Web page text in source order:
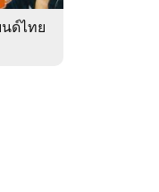
ติดต่อโฆษณา
ด์ไทย